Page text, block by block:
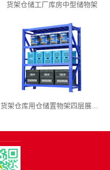
货架仓储工厂库房中型储物架
货架仓库用仓储置物架四层展示架